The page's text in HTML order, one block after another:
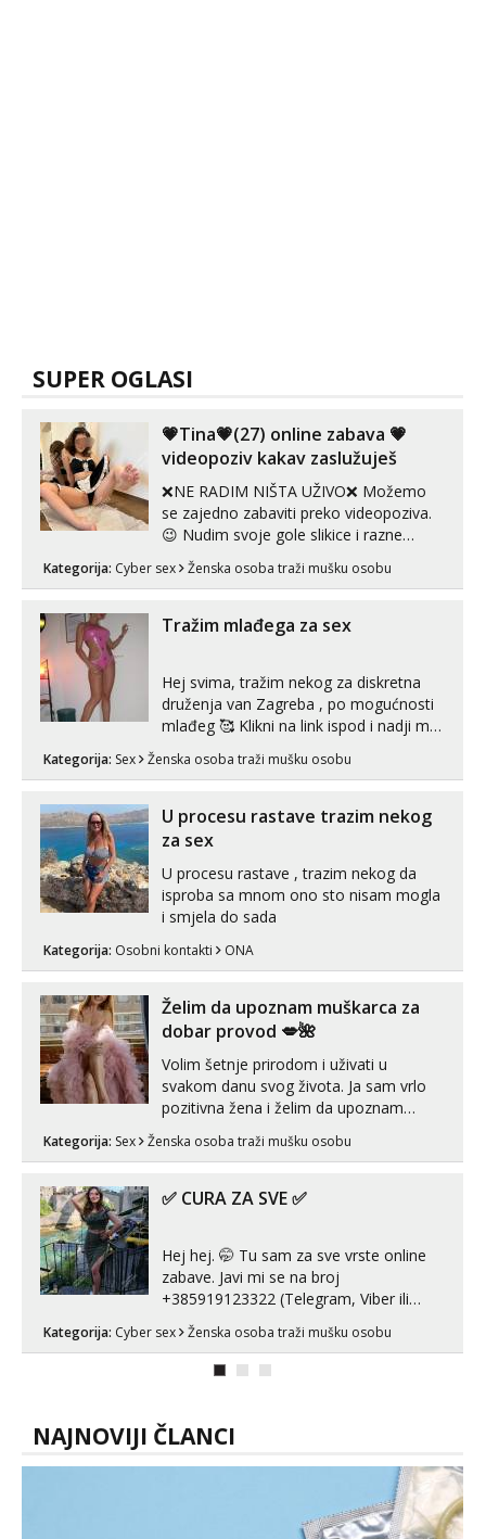
SUPER OGLASI
💗Tina💗(27) online zabava 💗
videopoziv kakav zaslužuješ
❌NE RADIM NIŠTA UŽIVO❌ Možemo
se zajedno zabaviti preko videopoziva.
😉 Nudim svoje gole slikice i razne
videouradke. 🤩 Za online zabavu pošalji
poruku na Whatsapp, Telegram ili Viber.
autentičnosti možeš me vidjeti na
videopozivu. 😉 S vama sam vec 5 ...
Kategorija: Cyber sex Ženska osoba traži mušku osobu
Tražim mlađega za sex
Hej svima, tražim nekog za diskretna
druženja van Zagreba , po mogućnosti
mlađeg 🥰 Klikni na link ispod i nadji me
Kategorija: Sex Ženska osoba traži mušku osobu
U procesu rastave trazim nekog
za sex
U procesu rastave , trazim nekog da
isproba sa mnom ono sto nisam mogla
i smjela do sada
Kategorija: Osobni kontakti ONA
Želim da upoznam muškarca za
dobar provod 💋🌺
Volim šetnje prirodom i uživati u
svakom danu svog života. Ja sam vrlo
pozitivna žena i želim da upoznam
može i nešto više.💋🌺 Klikni na link
Kategorija: Sex Ženska osoba traži mušku osobu
✅ CURA ZA SVE ✅
Hej hej. 🤭 Tu sam za sve vrste online
zabave. Javi mi se na broj
+385919123322 (Telegram, Viber ili
Whatsapp). 🤙 NE javljaj se na uzivo.
Hvala.
Kategorija: Cyber sex Ženska osoba traži mušku osobu
NAJNOVIJI ČLANCI